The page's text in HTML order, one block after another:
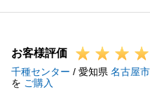
にご連絡お待ちしており
ます。
お客様評価
千種センター / 愛知県 名古屋
を ご購入